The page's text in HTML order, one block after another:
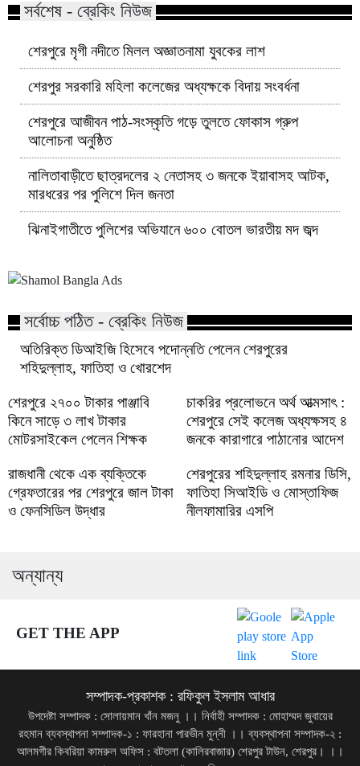
সর্বশেষ - ব্রেকিং নিউজ
শেরপুরে মৃগী নদীতে মিলল অজ্ঞাতনামা যুবকের লাশ
শেরপুর সরকারি মহিলা কলেজের অধ্যক্ষকে বিদায় সংবর্ধনা
শেরপুরে আজীবন পাঠ-সংস্কৃতি গড়ে তুলতে ফোকাস গ্রুপ
আলোচনা অনুষ্ঠিত
নালিতাবাড়ীতে ছাত্রদলের ২ নেতাসহ ৩ জনকে ইয়াবাসহ আটক,
মারধরের পর পুলিশে দিল জনতা
ঝিনাইগাতীতে পুলিশের অভিযানে ৬০০ বোতল ভারতীয় মদ জব্দ
সর্বোচ্চ পঠিত - ব্রেকিং নিউজ
অতিরিক্ত ডিআইজি হিসেবে পদোন্নতি পেলেন শেরপুরের
শহিদুল্লাহ, ফাতিহা ও খোরশেদ
শেরপুরে ২৭০০ টাকার পাঞ্জাবি
কিনে সাড়ে ৩ লাখ টাকার
মোটরসাইকেল পেলেন শিক্ষক
চাকরির প্রলোভনে অর্থ আত্মসাৎ :
শেরপুরে সেই কলেজ অধ্যক্ষসহ ৪
জনকে কারাগারে পাঠানোর আদেশ
রাজধানী থেকে এক ব্যক্তিকে
গ্রেফতারের পর শেরপুরে জাল টাকা
ও ফেনসিডিল উদ্ধার
শেরপুরের শহিদুল্লাহ রমনার ডিসি,
ফাতিহা সিআইডি ও মোস্তাফিজ
নীলফামারির এসপি
অন্যান্য
GET THE APP
সম্পাদক-প্রকাশক : রফিকুল ইসলাম আধার
উপদেষ্টা সম্পাদক : সোলায়মান খাঁন মজনু ।। নির্বাহী সম্পাদক : মোহাম্মদ জুবায়ের
রহমান ব্যবস্থাপনা সম্পাদক-১ : ফারহানা পারভীন মুন্নী ।। ব্যবস্থাপনা সম্পাদক-২ :
আলমগীর কিবরিয়া কামরুল অফিস : বটতলা (কালিরবাজার) শেরপুর টাউন, শেরপুর। ।।